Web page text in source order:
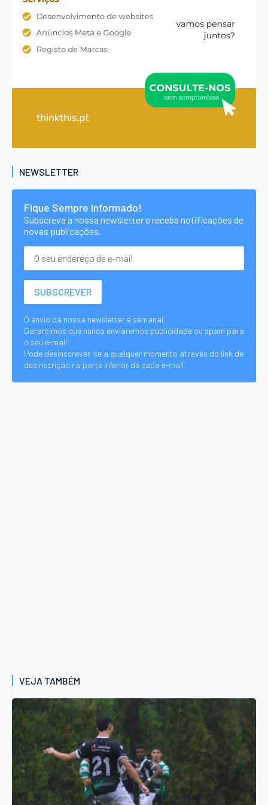
NEWSLETTER
Fique Sempre Informado!
Subscreva a nossa newsletter e receba notificações de
novas publicações.
O envio da nossa newsletter é semanal.
Garantimos que nunca enviaremos publicidade ou spam para
o seu e-mail.
Pode desinscrever-se a qualquer momento através do link de
desinscrição na parte inferior de cada e-mail.
VEJA TAMBÉM